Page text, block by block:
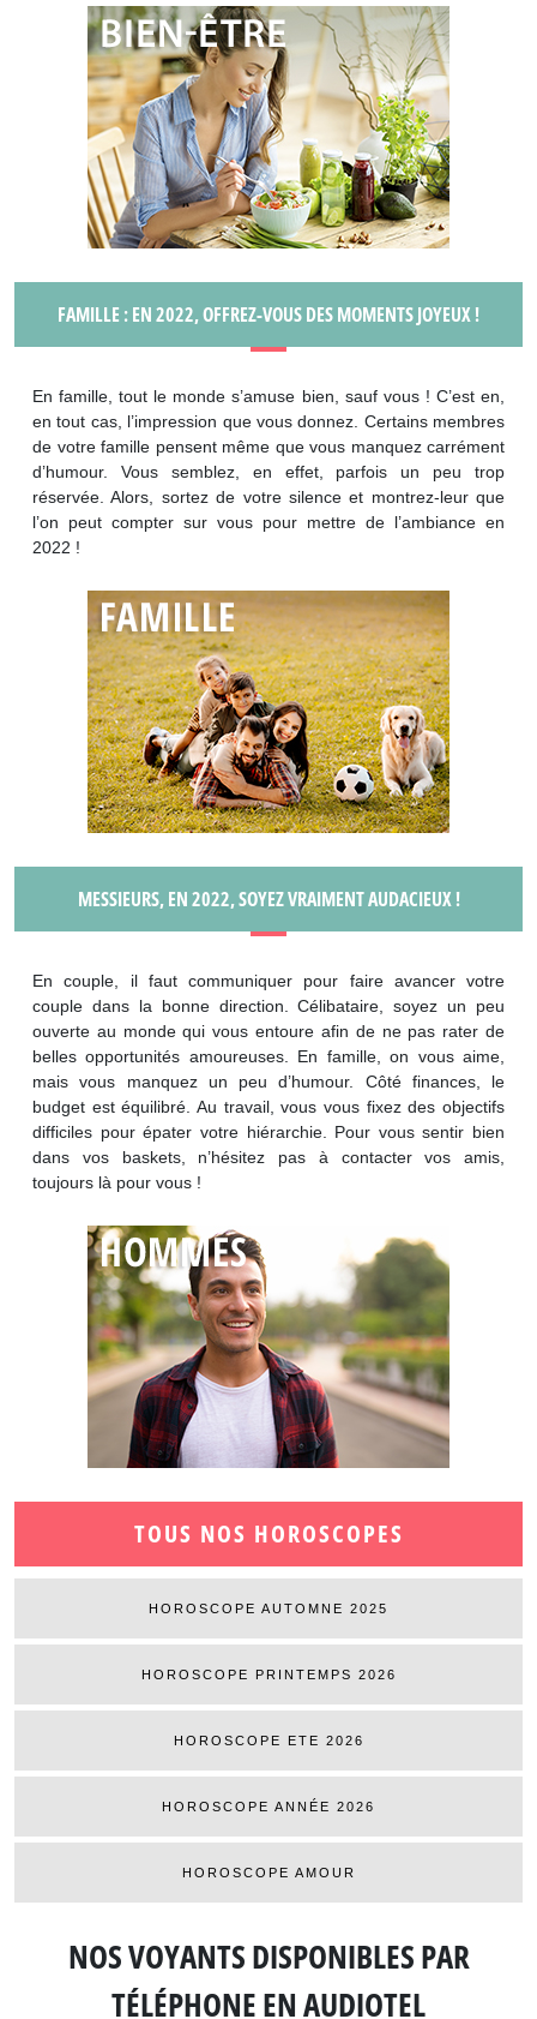
TOUS NOS HOROSCOPES
HOROSCOPE AUTOMNE 2025
HOROSCOPE PRINTEMPS 2026
HOROSCOPE ETE 2026
HOROSCOPE ANNÉE 2026
HOROSCOPE AMOUR
FAMILLE : EN 2022, OFFREZ-VOUS DES MOMENTS JOYEUX !
En famille, tout le monde s’amuse bien, sauf vous ! C’est en,
en tout cas, l’impression que vous donnez. Certains membres
de votre famille pensent même que vous manquez carrément
d’humour. Vous semblez, en effet, parfois un peu trop
réservée. Alors, sortez de votre silence et montrez-leur que
l’on peut compter sur vous pour mettre de l’ambiance en
2022 !
MESSIEURS, EN 2022, SOYEZ VRAIMENT AUDACIEUX !
En couple, il faut communiquer pour faire avancer votre
couple dans la bonne direction. Célibataire, soyez un peu
ouverte au monde qui vous entoure afin de ne pas rater de
belles opportunités amoureuses. En famille, on vous aime,
mais vous manquez un peu d’humour. Côté finances, le
budget est équilibré. Au travail, vous vous fixez des objectifs
difficiles pour épater votre hiérarchie. Pour vous sentir bien
dans vos baskets, n’hésitez pas à contacter vos amis,
toujours là pour vous !
NOS VOYANTS DISPONIBLESPAR
TÉLÉPHONE EN AUDIOTEL